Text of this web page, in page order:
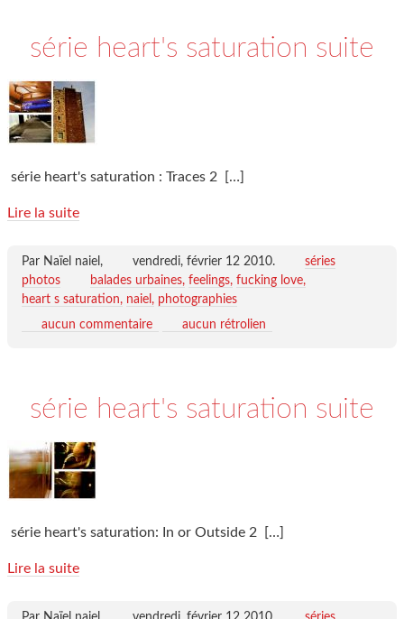
série heart's saturation suite
série heart's saturation : Traces 2 […]
Lire la suite
Par Naïel naiel, vendredi, février 12 2010.
séries
photos
balades urbaines feelings fucking love
heart s saturation
naiel
photographies
aucun commentaire
aucun rétrolien
série heart's saturation suite
série heart's saturation: In or Outside 2 […]
Lire la suite